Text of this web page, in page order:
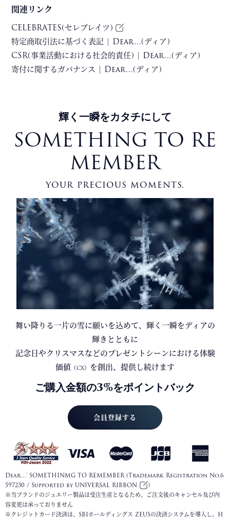
関連リンク
CELEBRATES(セレブレイツ)
特定商取引法に基づく表記 | Dear…(ディア)
CSR(事業活動における社会的責任) | Dear…(ディア)
寄付に関するガバナンス | Dear…(ディア)
輝く一瞬をカタチにして
SOMETHING TO RE
MEMBER
your precious moments.
舞い降りる一片の雪に願いを込めて、輝く一瞬をディアの
輝きとともに
記念日やクリスマスなどのプレゼントシーンにおける体験
価値 （CX） を創出、提供し続けます
ご購入金額の3%をポイントバック
会員登録する
Dear…® SOMETHINMG TO REMEMBER (Trademark Registration No.6
597230 / Supported byUNIVERSAL RIBBON
)
※当ブランドのジュエリー製品は受注生産となるため、ご注文後のキャンセル及び内
容変更は承っておりません
※クレジットカード決済は、SBIホールディングス ZEUSの決済システムを導入し、H